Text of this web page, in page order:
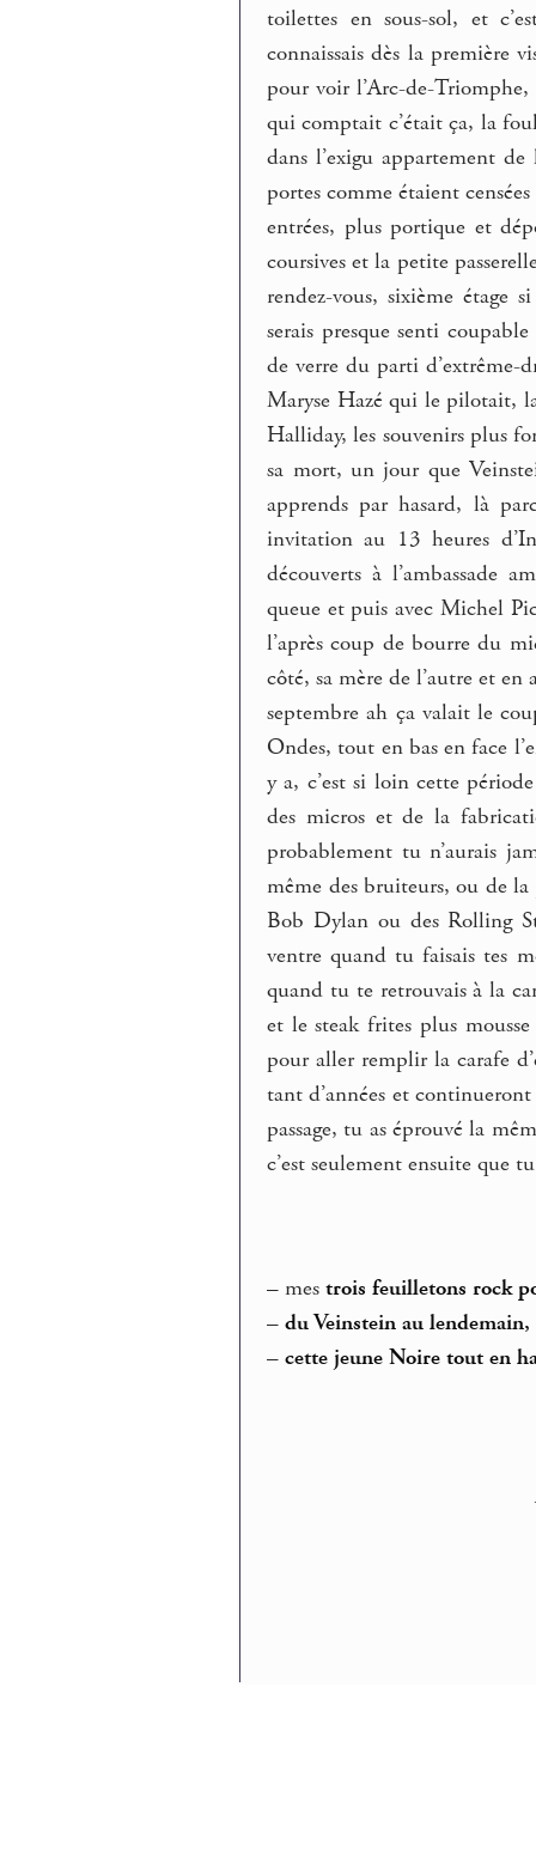
toilettes en sous-sol, et
connaissais dès la première
pour voir l’Arc-de-
qui comptait c’était ça, la
dans l’exigu appartement
portes comme étaient
entrées, plus portique et
coursives et la petite
rendez-vous, sixième étage
serais presque senti
de verre du parti d’extrême-
Maryse Hazé qui le pilotait,
Halliday, les souvenirs plus
sa mort, un jour que
apprends par hasard, là
invitation au 13 heures
découverts à l’ambassade
queue et puis avec Michel
l’après coup de bourre du
côté, sa mère de l’autre et
septembre ah ça valait le
Ondes, tout en bas en face
y a, c’est si loin cette
des micros et de la
probablement tu n’aurais
même des bruiteurs, ou de
Bob Dylan ou des Rolling
ventre quand tu faisais tes
quand tu te retrouvais à la
et le steak frites plus
pour aller remplir la carafe
tant d’années et
passage, tu as éprouvé la
c’est seulement ensuite que
– mestrois feuilletons rock
– du Veinstein au
– cette jeune Noire tout en